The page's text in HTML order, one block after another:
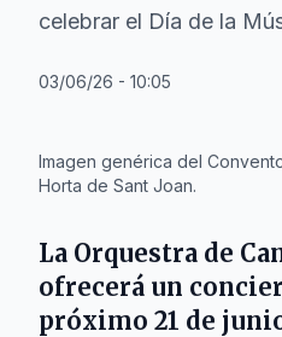
celebrar el Día de la
03/06/26 - 10:05
Imagen genérica del
Horta de Sant Joan.
La Orquestra de
ofrecerá un
próximo 21 de